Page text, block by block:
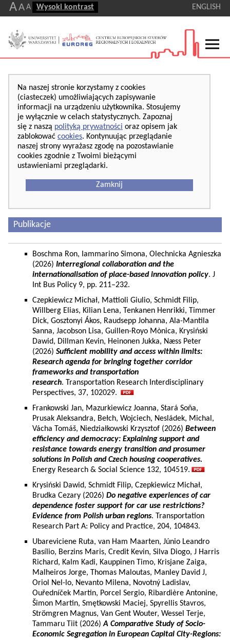
AA A Wysoki kontrast ENGLISH
Na naszej stronie korzystamy z cookies
(ciasteczek) umożliwiających zapisywanie
informacji na urządzeniu użytkownika. Stosujemy
je wyłącznie w celach statystycznych. Zapoznaj
się z naszą polityką prywatności oraz opisem jak
zablokować cookies. Kontynuując przeglądanie
naszej strony wyrażasz zgodę na pozostawianie
cookies zgodnie z Twoimi bieżącymi
ustawieniami przeglądarki.
Zamknij
Publikacje
Boschma Ron, Iammarino Simona, Olechnicka Agnieszka
(2026) Interregional collaboration and the
internationalisation of place-based innovation policy. J
Int Bus Policy 9, pp. 211–232.
Czepkiewicz Michał, Mattioli Giulio, Schmidt Filip,
Willberg Elias, Kilian Lena, Tenkanen Henrikki, Timmer
Dick, Gosztonyi Ákos, Raudsepp Johanna, Ala-Mantila
Sanna, Jacobson Lisa, Guillen-Royo Mònica, Krysiński
Dawid, Dillman Kevin, Heinonen Jukka, Næss Peter
(2026) Sufficient mobility and access within limits:
Research agenda for bringing together corridor
frameworks and transportation
research. Transportation Research Interdisciplinary
Perspectives, 37, 102029.
Frankowski Jan, Mazurkiewicz Joanna, Stará Soňa,
Prusak Aleksandra, Bełch, Wojciech, Nesládek, Michal,
Vácha Tomáš, Niedziałkowski Krzysztof (2026) Between
efficiency and democracy: Explaining support and
resistance towards energy transition and prosumer
solutions in Polish and Czech housing cooperatives.
Energy Research & Social Science 132, 104519.
Krysiński Dawid, Schmidt Filip, Czepkiewicz Michał,
Brudka Cezary (2026) Do negative experiences of car
dependence foster support for car use restrictions?
Evidence from Polish urban regions. Transportation
Research Part A: Policy and Practice, 204, 104843.
Ubareviciene Ruta, van Ham Maarten, Júnio Leandro
Basílio, Berzins Maris, Credit Kevin, Silva Diogo, J Harris
Richard, Kalm Kadi, Kauppinen Timo, Krisjane Zaiga,
Malheiros Jorge, Thomas Maloutas, Manley David J,
Oriol Nel-lo, Nevanto Milena, Novotný Ladislav,
Ouředníček Martin, Porcel Sergio, Ribardière Antonine,
Šimon Martin, Smętkowski Maciej, Spyrellis Stavros,
Strömgren Magnus, Van Gent Wouter, Wessel Terje,
Tammaru Tiit (2026)A Comparative Study of Socio-
Economic Segregation in European Capital City-Regions: